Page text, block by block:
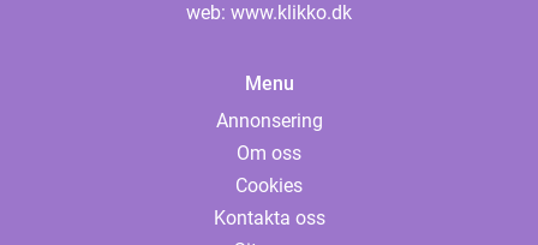
web: www.klikko.dk
Menu
Annonsering
Om oss
Cookies
Kontakta oss